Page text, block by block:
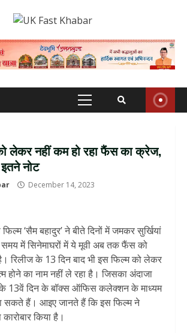
Primary
लेकर नहीं कम हो रहा फैंस का क्रेज,
नोट
December 14, 2023
‘सैम बहादुर’ ने बीते दिनों में जमकर सुर्खियां
समय में सिनेमाघरों में ये मूवी अब तक फैंस को
रिलीज के 13 दिन बाद भी इस फिल्म को लेकर
का नाम नहीं ले रहा है। जिसका अंदाजा
के 13वें दिन के बॉक्स ऑफिस कलेक्शन के माध्यम
सकते हैं। आइए जानते हैं कि इस फिल्म ने
किया है।